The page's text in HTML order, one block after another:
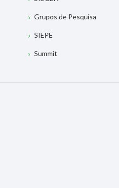
Grupos de Pesquisa
SIEPE
Summit